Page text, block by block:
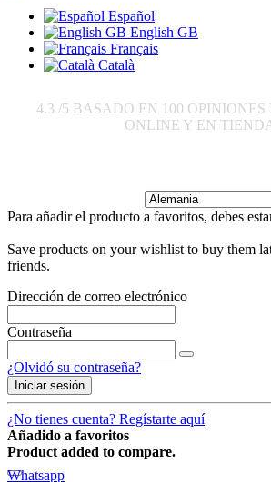
Whatsapp
Español
English GB
Français
Català
4.3 /5 BASADO EN 100 OPINIONES
ONLINE Y EN
Para añadir el producto a favoritos, debes
Save products on your wishlist to buy them
friends.
Dirección de correo electrónico
Contraseña
¿Olvidó su contraseña?
Iniciar sesión
¿No tienes cuenta? Regístarte aquí
Añadido a favoritos
Product added to compare.